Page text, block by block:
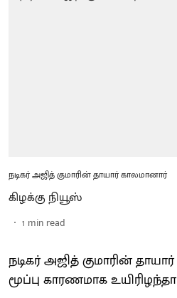
நடிகர் அஜித் குமாரின் தாயார் காலமானார்
கிழக்கு நியூஸ்
1 min read
நடிகர் அஜித் குமாரின்
மூப்பு காரணமாக